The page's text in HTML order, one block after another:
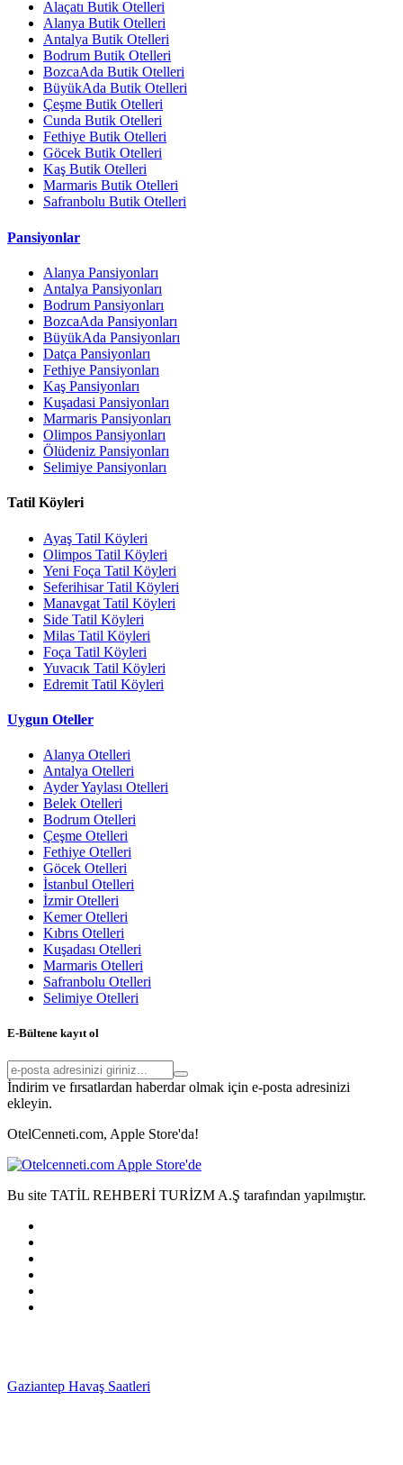
Alaçatı Butik Otelleri
Alanya Butik Otelleri
Antalya Butik Otelleri
Bodrum Butik Otelleri
BozcaAda Butik Otelleri
BüyükAda Butik Otelleri
Çeşme Butik Otelleri
Cunda Butik Otelleri
Fethiye Butik Otelleri
Göcek Butik Otelleri
Kaş Butik Otelleri
Marmaris Butik Otelleri
Safranbolu Butik Otelleri
Pansiyonlar
Alanya Pansiyonları
Antalya Pansiyonları
Bodrum Pansiyonları
BozcaAda Pansiyonları
BüyükAda Pansiyonları
Datça Pansiyonları
Fethiye Pansiyonları
Kaş Pansiyonları
Kuşadasi Pansiyonları
Marmaris Pansiyonları
Olimpos Pansiyonları
Ölüdeniz Pansiyonları
Selimiye Pansiyonları
Tatil Köyleri
Ayaş Tatil Köyleri
Olimpos Tatil Köyleri
Yeni Foça Tatil Köyleri
Seferihisar Tatil Köyleri
Manavgat Tatil Köyleri
Side Tatil Köyleri
Milas Tatil Köyleri
Foça Tatil Köyleri
Yuvacık Tatil Köyleri
Edremit Tatil Köyleri
Uygun Oteller
Alanya Otelleri
Antalya Otelleri
Ayder Yaylası Otelleri
Belek Otelleri
Bodrum Otelleri
Çeşme Otelleri
Fethiye Otelleri
Göcek Otelleri
İstanbul Otelleri
İzmir Otelleri
Kemer Otelleri
Kıbrıs Otelleri
Kuşadası Otelleri
Marmaris Otelleri
Safranbolu Otelleri
Selimiye Otelleri
E-Bültene kayıt ol
İndirim ve fırsatlardan haberdar olmak için e-posta adresinizi
ekleyin.
OtelCenneti.com, Apple Store'da!
Bu site TATİL REHBERİ TURİZM A.Ş tarafından yapılmıştır.
Gaziantep Havaş Saatleri